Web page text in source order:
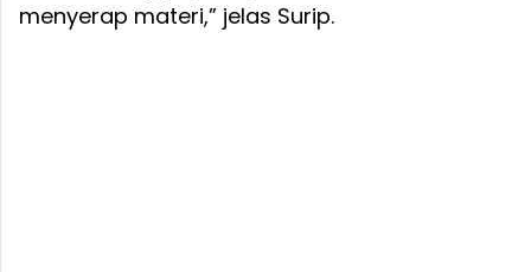
menyerap materi,” jelas Surip.